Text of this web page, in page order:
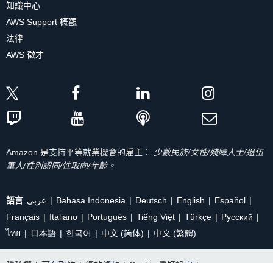
知識中心
AWS Support 概觀
法律
AWS 徵才
Amazon 是支持平等就業機會的雇主：
少數民族/女性/殘障人士/退伍
軍人/性別認同/性取向/年齡。
語言 عربي Bahasa Indonesia Deutsch English
Español
Français
Italiano Português Tiếng Việt Türkçe
Ρусский
ไทย
日本語 한국어 中文 (简体) 中文 (繁體)